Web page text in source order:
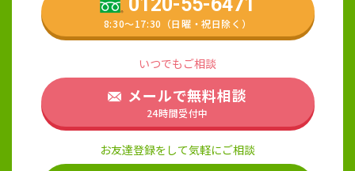
8:30〜17:30（日曜・祝日除く）
いつでもご相談
メールで無料相談
24時間受付中
お友達登録をして気軽にご相談